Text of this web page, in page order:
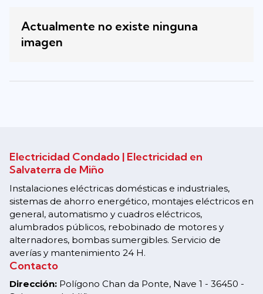
Actualmente no existe ninguna
imagen
Electricidad Condado | Electricidad en
Salvaterra de Miño
Instalaciones eléctricas domésticas e industriales,
sistemas de ahorro energético, montajes eléctricos en
general, automatismo y cuadros eléctricos,
alumbrados públicos, rebobinado de motores y
alternadores, bombas sumergibles. Servicio de
averías y mantenimiento 24 H.
Contacto
Dirección: Polígono Chan da Ponte, Nave 1 - 36450 -